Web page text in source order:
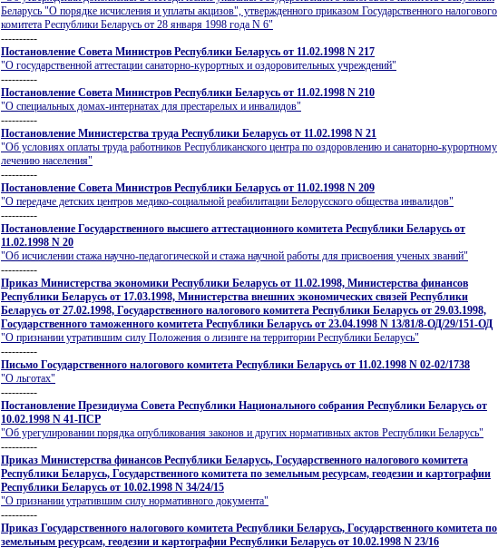
Беларусь "О порядке исчисления и уплаты акцизов", утвержденного приказом Государственного налогового
комитета Республики Беларусь от 28 января 1998 года N 6"
----------
Постановление Совета Министров Республики Беларусь от 11.02.1998 N 217
"О государственной аттестации санаторно-курортных и оздоровительных учреждений"
----------
Постановление Совета Министров Республики Беларусь от 11.02.1998 N 210
"О специальных домах-интернатах для престарелых и инвалидов"
----------
Постановление Министерства труда Республики Беларусь от 11.02.1998 N 21
"Об условиях оплаты труда работников Республиканского центра по оздоровлению и санаторно-курортному
лечению населения"
----------
Постановление Совета Министров Республики Беларусь от 11.02.1998 N 209
"О передаче детских центров медико-социальной реабилитации Белорусского общества инвалидов"
----------
Постановление Государственного высшего аттестационного комитета Республики Беларусь от
11.02.1998 N 20
"Об исчислении стажа научно-педагогической и стажа научной работы для присвоения ученых званий"
----------
Приказ Министерства экономики Республики Беларусь от 11.02.1998, Министерства финансов
Республики Беларусь от 17.03.1998, Министерства внешних экономических связей Республики
Беларусь от 27.02.1998, Государственного налогового комитета Республики Беларусь от 29.03.1998,
Государственного таможенного комитета Республики Беларусь от 23.04.1998 N 13/81/8-ОД/29/151-ОД
"О признании утратившим силу Положения о лизинге на территории Республики Беларусь"
----------
Письмо Государственного налогового комитета Республики Беларусь от 11.02.1998 N 02-02/1738
"О льготах"
----------
Постановление Президиума Совета Республики Национального собрания Республики Беларусь от
10.02.1998 N 41-ПСР
"Об урегулировании порядка опубликования законов и других нормативных актов Республики Беларусь"
----------
Приказ Министерства финансов Республики Беларусь, Государственного налогового комитета
Республики Беларусь, Государственного комитета по земельным ресурсам, геодезии и картографии
Республики Беларусь от 10.02.1998 N 34/24/15
"О признании утратившим силу нормативного документа"
----------
Приказ Государственного налогового комитета Республики Беларусь, Государственного комитета по
земельным ресурсам, геодезии и картографии Республики Беларусь от 10.02.1998 N 23/16